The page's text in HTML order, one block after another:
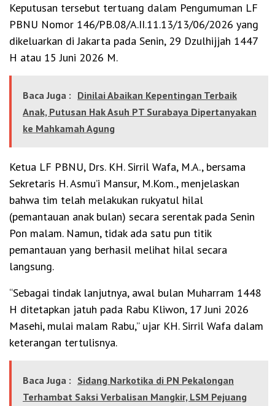
Keputusan tersebut tertuang dalam Pengumuman LF
PBNU Nomor 146/PB.08/A.II.11.13/13/06/2026 yang
dikeluarkan di Jakarta pada Senin, 29 Dzulhijjah 1447
H atau 15 Juni 2026 M.
Baca Juga : Dinilai Abaikan Kepentingan Terbaik
Anak, Putusan Hak Asuh PT Surabaya Dipertanyakan
ke Mahkamah Agung
Ketua LF PBNU, Drs. KH. Sirril Wafa, M.A., bersama
Sekretaris H. Asmu’i Mansur, M.Kom., menjelaskan
bahwa tim telah melakukan rukyatul hilal
(pemantauan anak bulan) secara serentak pada Senin
Pon malam. Namun, tidak ada satu pun titik
pemantauan yang berhasil melihat hilal secara
langsung.
“Sebagai tindak lanjutnya, awal bulan Muharram 1448
H ditetapkan jatuh pada Rabu Kliwon, 17 Juni 2026
Masehi, mulai malam Rabu,” ujar KH. Sirril Wafa dalam
keterangan tertulisnya.
Baca Juga : Sidang Narkotika di PN Pekalongan
Terhambat Saksi Verbalisan Mangkir, LSM Pejuang